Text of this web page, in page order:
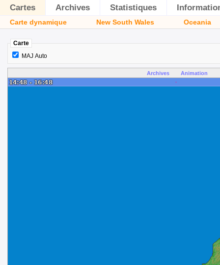
Cartes Archives Statistiques
Carte dynamique New South Wales Oceania
Carte
MAJ Auto
Archives Animation